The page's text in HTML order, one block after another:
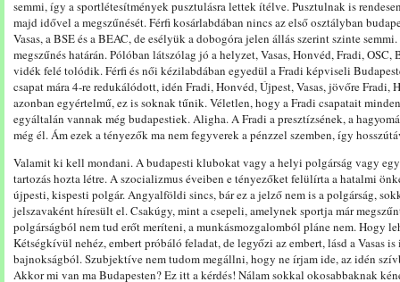
semmi, így a sportlétesítmények pusztulásra lettek ítélve. Pusztulnak is
majd idővel a megszűnését. Férfi kosárlabdában nincs az első osztályban
Vasas, a BSE és a BEAC, de esélyük a dobogóra jelen állás szerint szinte
megszűnés határán. Pólóban látszólag jó a helyzet, Vasas, Honvéd, Fradi,
vidék felé tolódik. Férfi és női kézilabdában egyedül a Fradi képviseli
csapat mára 4-re redukálódott, idén Fradi, Honvéd, Újpest, Vasas, jövőre
azonban egyértelmű, ez is soknak tűnik. Véletlen, hogy a Fradi csapatait
egyáltalán vannak még budapestiek. Aligha. A Fradi a presztízsének, a
még él. Ám ezek a tényezők ma nem fegyverek a pénzzel szemben, így
Valamit ki kell mondani. A budapesti klubokat vagy a helyi polgárság vagy
tartozás hozta létre. A szocializmus éveiben e tényezőket felülírta a hatalmi
újpesti, kispesti polgár. Angyalföldi sincs, bár ez a jelző nem is a polgárság,
jelszavaként híresült el. Csakúgy, mint a csepeli, amelynek sportja már
polgárságból nem tud erőt meríteni, a munkásmozgalomból pláne nem. Hogy
Kétségkívül nehéz, embert próbáló feladat, de legyőzi az embert, lásd a Vasas
bajnokságból. Szubjektíve nem tudom megállni, hogy ne írjam ide, az idén
Akkor mi van ma Budapesten? Ez itt a kérdés! Nálam sokkal okosabbaknak